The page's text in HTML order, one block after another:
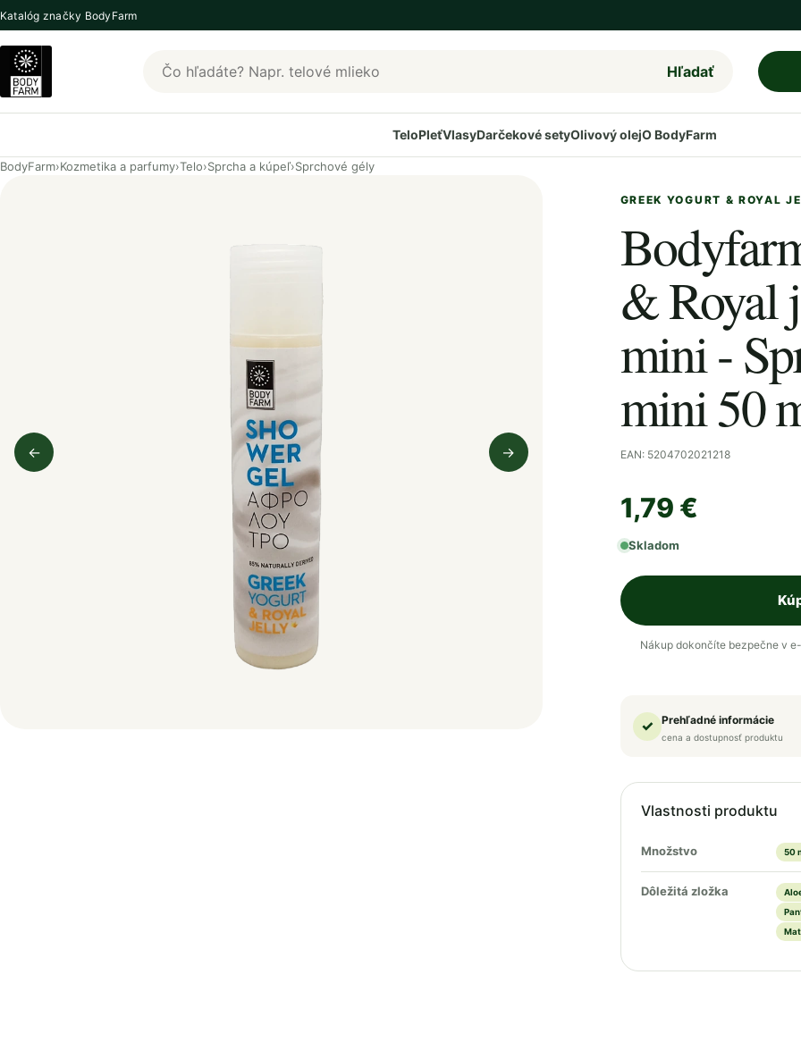
Katalóg značky BodyFarm
Hľadať produkty BodyFarm
Hľadať
TeloPleťVlasyDarčekové setyOlivový olejO BodyFarm
BodyFarm›Kozmetika a parfumy›Telo›Sprcha a kúpeľ›Sprchové gély
←
Predchádzajúci obrázok
→
Nasledujúci obrázok
GREEK YOGURT & ROYAL
& Royal
mini -
mini 50
EAN: 5204702021218
1,79 €
Skladom
Nákup dokončíte bezpečne v
✓ Prehľadné informácie
cena a dostupnosť produktu
Vlastnosti produktu
Množstvo 50
Dôležitá zložka